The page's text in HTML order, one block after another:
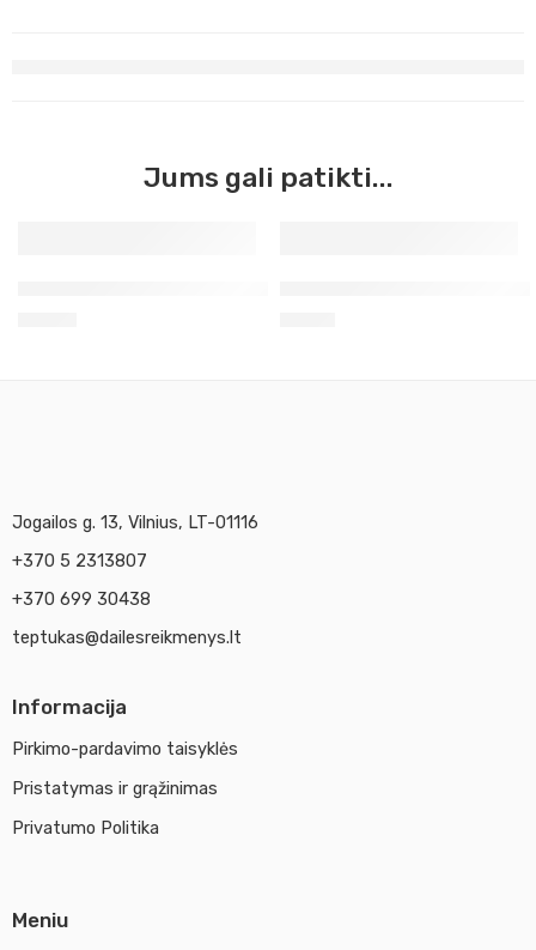
Jums gali patikti...
Jogailos g. 13, Vilnius, LT-01116
+370 5 2313807
+370 699 30438
teptukas@dailesreikmenys.lt
Informacija
Pirkimo-pardavimo taisyklės
Pristatymas ir grąžinimas
Privatumo Politika
Meniu